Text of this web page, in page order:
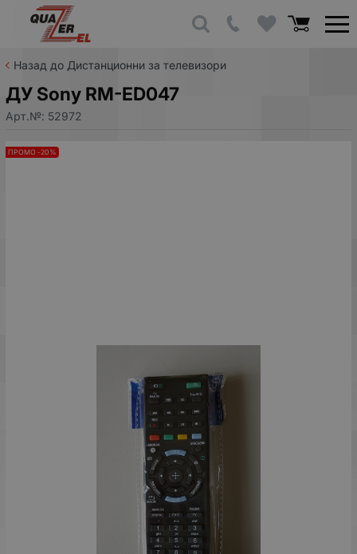
Назад до Дистанционни за телевизори
ДУ Sony RM-ED047
Арт.№: 52972
ПРОМО -20%